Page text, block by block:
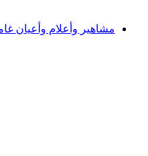
مشاهير وأعلام وأعيان